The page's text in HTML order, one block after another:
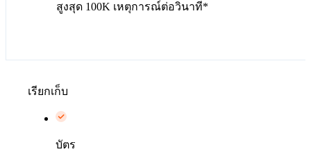
สูงสุด 100K เหตุการณ์ต่อวินาที*
เรียกเก็บ
บัตร